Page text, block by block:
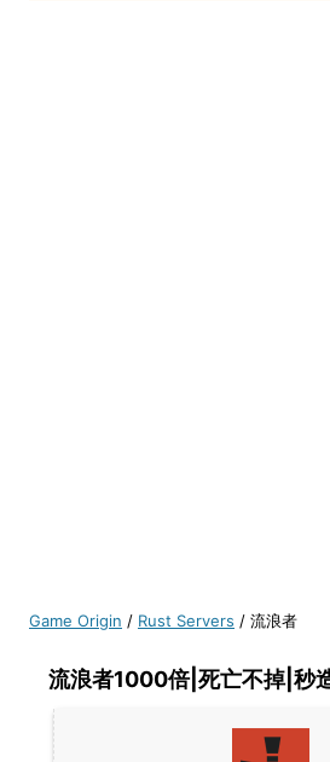
Game Origin / Rust Servers / 流浪者
流浪者1000倍|死亡不掉|秒